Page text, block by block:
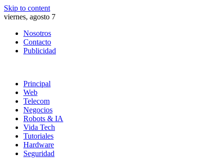
Skip to content
viernes, agosto 7
Nosotros
Contacto
Publicidad
Principal
Web
Telecom
Negocios
Robots & IA
Vida Tech
Tutoriales
Hardware
Seguridad